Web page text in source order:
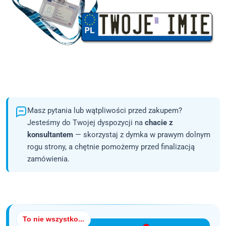
Masz pytania lub wątpliwości przed zakupem?
Jesteśmy do Twojej dyspozycji na chacie z
konsultantem — skorzystaj z dymka w prawym dolnym
rogu strony, a chętnie pomożemy przed finalizacją
zamówienia.
To nie wszystko...